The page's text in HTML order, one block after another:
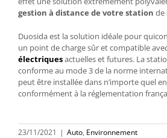
gestion à distance de votre station de
Duosida est la solution idéale pour
un point de charge sûr et compatible
électriquesactuelles et futures. La
conforme au mode 3 de la norme
peut être installée dans n’importe quel
conformément à la réglementation
23/11/2021 | Auto, Environnement